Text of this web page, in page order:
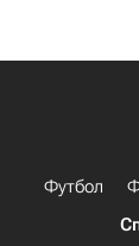
Футбол